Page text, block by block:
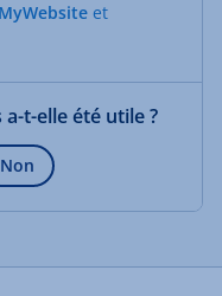
MyWebsite et
t-elle été utile ?
Non